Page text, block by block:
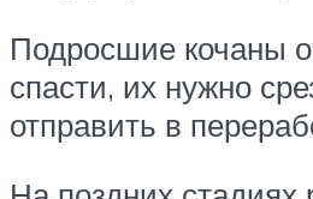
Подросшие кочаны
спасти, их нужно
отправить в